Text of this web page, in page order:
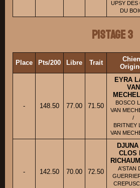
UPSY DES
DU
Pistage 3
Place Pts/200 Libre Trait
- 148.50 77.00 71.50
EYRA
VAN
BOSCO
VAN
/
BRITNEY
VAN
- 142.50 70.00 72.50
CLOS
A'STAN